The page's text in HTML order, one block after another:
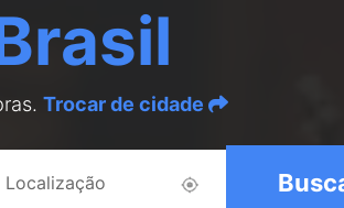
Trocar de cidade
Localização